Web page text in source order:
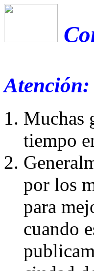
Atención:
Muchas
tiempo
por los
para
cuando